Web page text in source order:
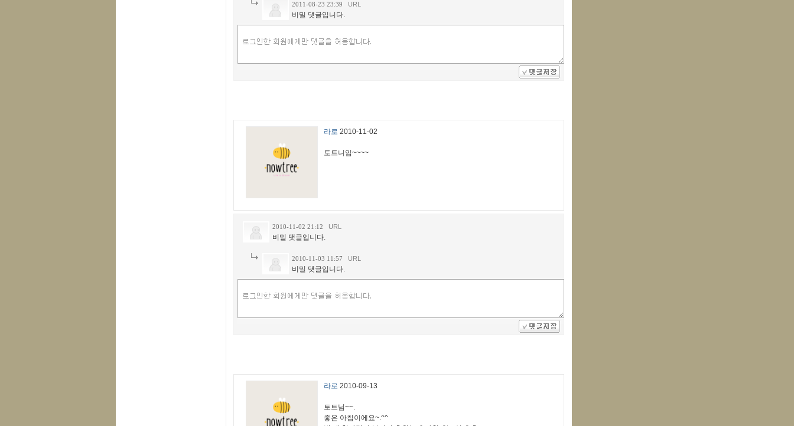
2011-08-23 23:39 URL
비밀 댓글입니다.
라로 2010-11-02
토트니임~~~~
2010-11-02 21:12 URL
비밀 댓글입니다.
2010-11-03 11:57 URL
비밀 댓글입니다.
라로 2010-09-13
토트님~~.
좋은 아침이에요~.^^